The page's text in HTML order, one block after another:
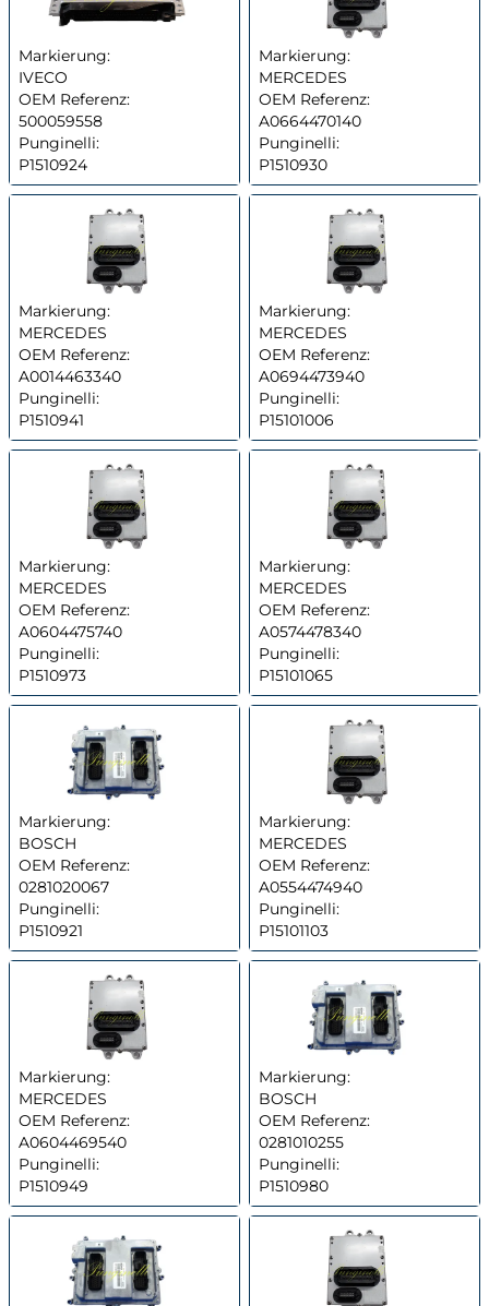
Markierung:
IVECO
OEM Referenz:
500059558
Punginelli:
P1510924
Markierung:
MERCEDES
OEM Referenz:
A0664470140
Punginelli:
P1510930
Markierung:
MERCEDES
OEM Referenz:
A0014463340
Punginelli:
P1510941
Markierung:
MERCEDES
OEM Referenz:
A0694473940
Punginelli:
P15101006
Markierung:
MERCEDES
OEM Referenz:
A0604475740
Punginelli:
P1510973
Markierung:
MERCEDES
OEM Referenz:
A0574478340
Punginelli:
P15101065
Markierung:
BOSCH
OEM Referenz:
0281020067
Punginelli:
P1510921
Markierung:
MERCEDES
OEM Referenz:
A0554474940
Punginelli:
P15101103
Markierung:
MERCEDES
OEM Referenz:
A0604469540
Punginelli:
P1510949
Markierung:
BOSCH
OEM Referenz:
0281010255
Punginelli:
P1510980